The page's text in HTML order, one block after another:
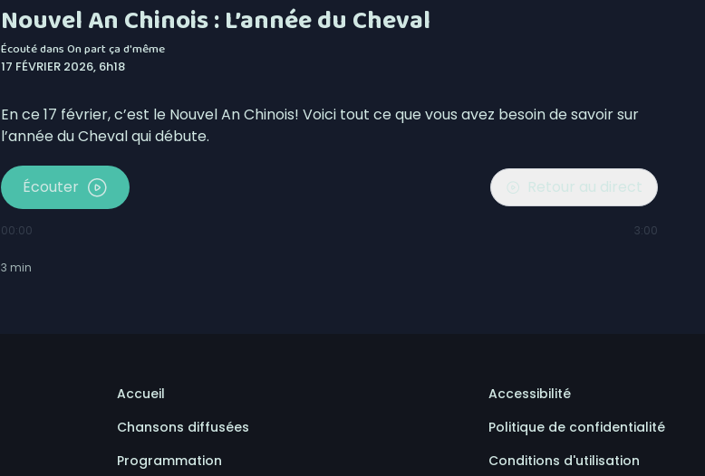
Nouvel An Chinois : L’année du Cheval
Écouté dansOn part ça d'même
17 FÉVRIER 2026, 6h18
En ce 17 février, c’est le Nouvel An Chinois! Voici tout ce que vous avez besoin de savoir sur
l’année du Cheval qui débute.
Écouter Retour au direct
00:00 3:00
3 min
Accueil
Chansons diffusées
Programmation
Accessibilité
Politique de confidentialité
Conditions d'utilisation